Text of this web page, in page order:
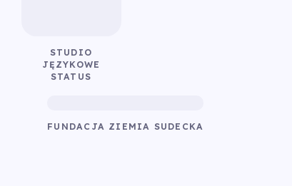
STUDIO
JĘZYKOWE
STATUS
FUNDACJA ZIEMIA SUDECKA